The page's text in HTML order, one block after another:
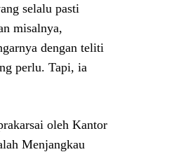
selalu pasti
misalnya,
dengan teliti
perlu. Tapi, ia
oleh Kantor
Menjangkau